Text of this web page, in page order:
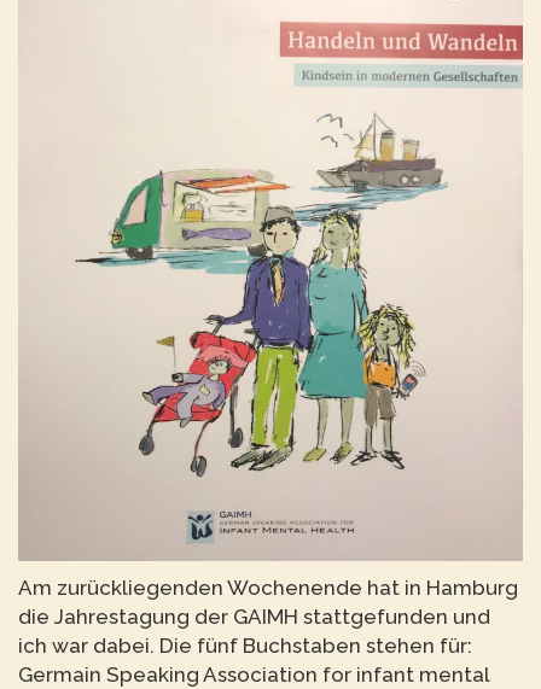
Am zurückliegenden Wochenende hat in Hamburg
die Jahrestagung der GAIMH stattgefunden und
ich war dabei. Die fünf Buchstaben stehen für:
Germain Speaking Association for infant mental